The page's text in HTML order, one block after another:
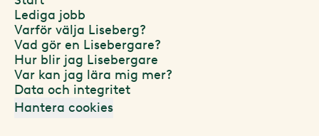
Lediga jobb
Varför välja Liseberg?
Vad gör en Lisebergare?
Hur blir jag Lisebergare
Var kan jag lära mig mer?
Data och integritet
Hantera cookies